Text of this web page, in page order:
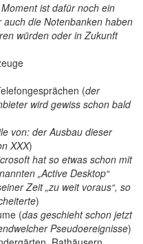
ist dafür noch ein
die Notenbanken haben
würden oder in Zukunft
(der
wird gewiss schon bald
von: der Ausbau dieser
XXX)
hat so etwas schon mit
„Active Desktop“
Zeit „zu weit voraus“, so
)
(das geschieht schon jetzt
Pseudoereignisse)